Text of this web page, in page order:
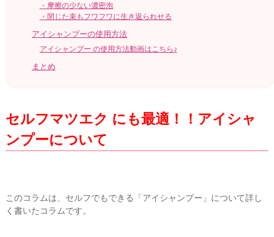
・摩擦の少ない濃密泡
・閉じた束もフワフワに生き返られせる
アイシャンプーの使用方法
アイシャンプー の使用方法動画はこちら♪
まとめ
セルフマツエク にも最適！！アイシャ
ンプーについて
このコラムは、セルフでもできる「アイシャンプー」について詳し
く書いたコラムです。